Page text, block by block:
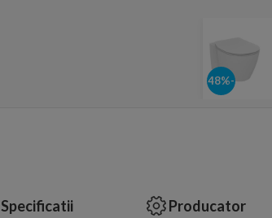
-48%
Specificatii
Producator